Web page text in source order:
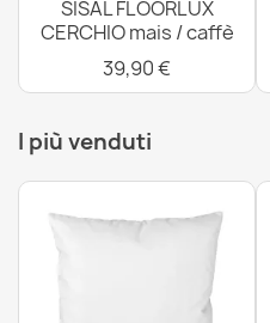
SISAL FLOORLUX
CERCHIO mais / caffè
39,90 €
I più venduti